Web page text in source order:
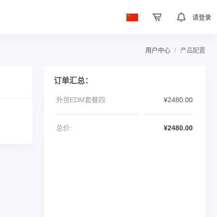
请登录
用户中心 产品配置
订单汇总：
外贸EDM套餐四: ¥2480.00
总价: ¥2480.00